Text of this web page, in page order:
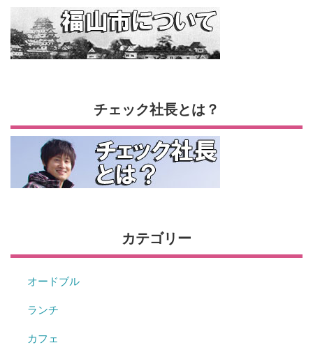
チェック社長とは？
カテゴリー
オードブル
ランチ
カフェ